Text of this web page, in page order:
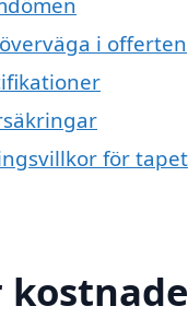
i offerten
för